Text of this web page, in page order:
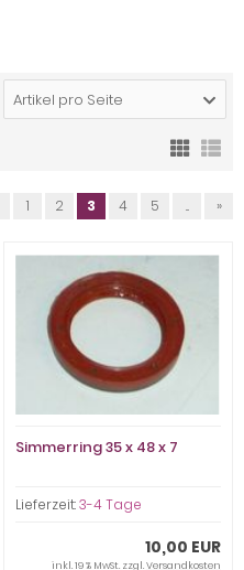
Artikel pro Seite
1 2 3 4 5 ... »
Simmerring 35 x 48 x 7
Lieferzeit:3-4 Tage
10,00 EUR
inkl. 19 % MwSt. zzgl.Versandkosten